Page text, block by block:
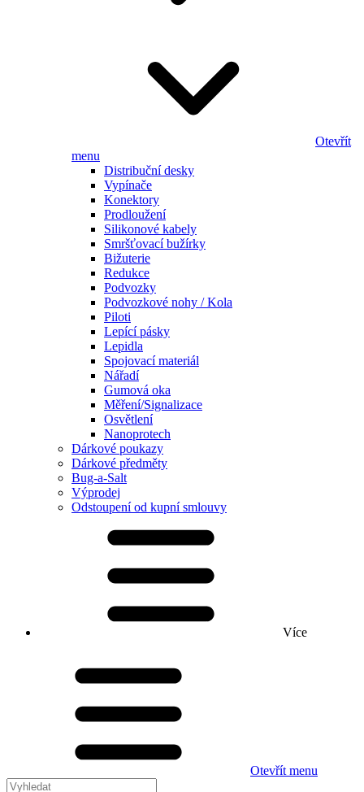
Otevřít
menu
Distribuční desky
Vypínače
Konektory
Prodloužení
Silikonové kabely
Smršťovací bužírky
Bižuterie
Redukce
Podvozky
Podvozkové nohy / Kola
Piloti
Lepící pásky
Lepidla
Spojovací materiál
Nářadí
Gumová oka
Měření/Signalizace
Osvětlení
Nanoprotech
Dárkové poukazy
Dárkové předměty
Bug-a-Salt
Výprodej
Odstoupení od kupní smlouvy
Více
Otevřít menu